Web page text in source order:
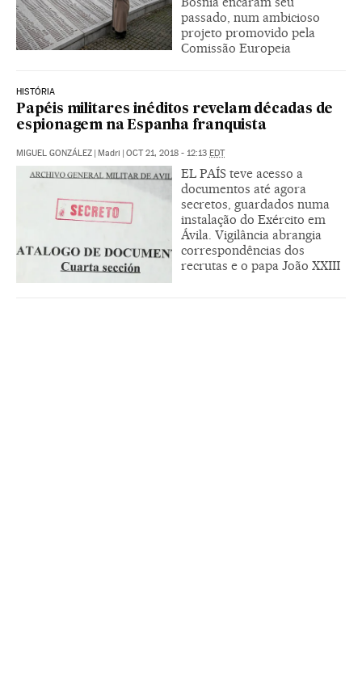
passado, num ambicioso
projeto promovido pela
Comissão Europeia
HISTÓRIA
Papéis militares inéditos revelam décadas de
espionagem na Espanha franquista
MIGUEL GONZÁLEZ | Madri | OCT 21, 2018 - 12:13 EDT
EL PAÍS teve acesso a
documentos até agora
secretos, guardados numa
instalação do Exército em
Ávila. Vigilância abrangia
correspondências dos
recrutas e o papa João XXIII